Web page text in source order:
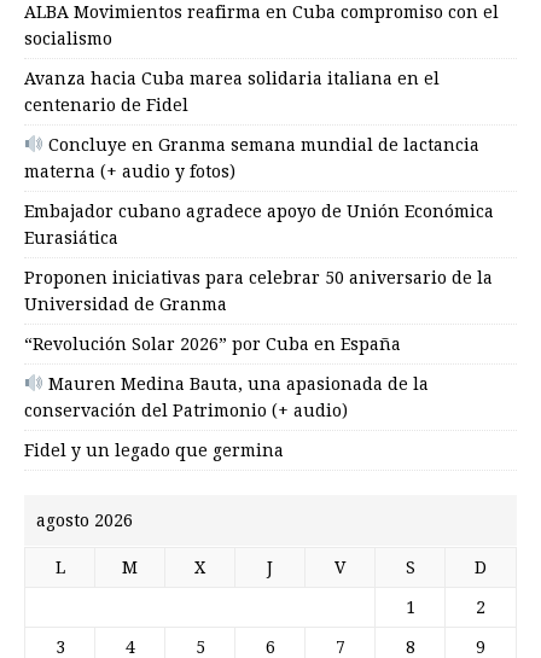
ALBA Movimientos reafirma en Cuba compromiso con el
socialismo
Avanza hacia Cuba marea solidaria italiana en el
centenario de Fidel
Concluye en Granma semana mundial de lactancia
materna (+ audio y fotos)
Embajador cubano agradece apoyo de Unión Económica
Eurasiática
Proponen iniciativas para celebrar 50 aniversario de la
Universidad de Granma
“Revolución Solar 2026” por Cuba en España
Mauren Medina Bauta, una apasionada de la
conservación del Patrimonio (+ audio)
Fidel y un legado que germina
agosto 2026
L M X J V S D
1 2
3 4 5 6 7 8 9